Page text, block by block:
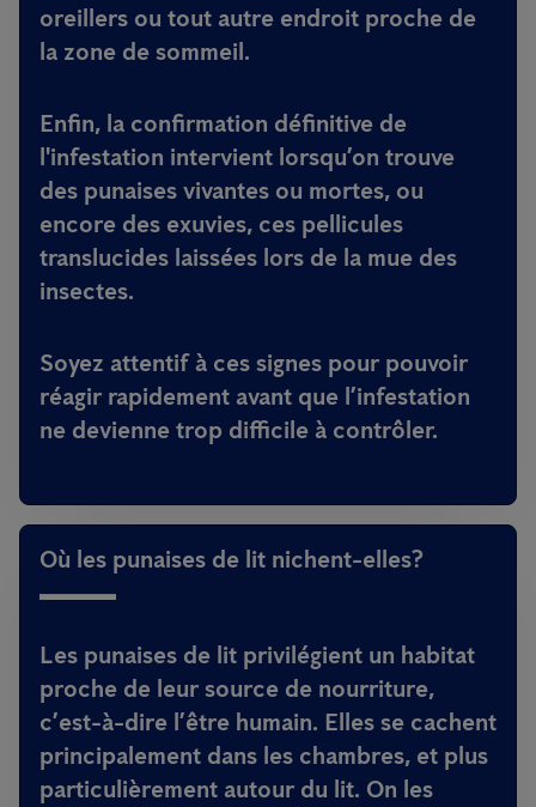
oreillers ou tout autre endroit proche de
la zone de sommeil.
Enfin, la confirmation définitive de
l'infestation intervient lorsqu’on trouve
des punaises vivantes ou mortes, ou
encore des exuvies, ces pellicules
translucides laissées lors de la mue des
insectes.
Soyez attentif à ces signes pour pouvoir
réagir rapidement avant que l’infestation
ne devienne trop difficile à contrôler.
Où les punaises de lit nichent-elles?
Les punaises de lit privilégient un habitat
proche de leur source de nourriture,
c’est-à-dire l’être humain. Elles se cachent
principalement dans les chambres, et plus
particulièrement autour du lit. On les